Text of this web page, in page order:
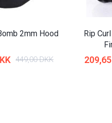
2mm Hood
449,00 DKK
Rip